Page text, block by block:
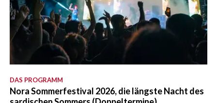
DAS PROGRAMM
Nora Sommerfestival 2026, die längste Nacht des